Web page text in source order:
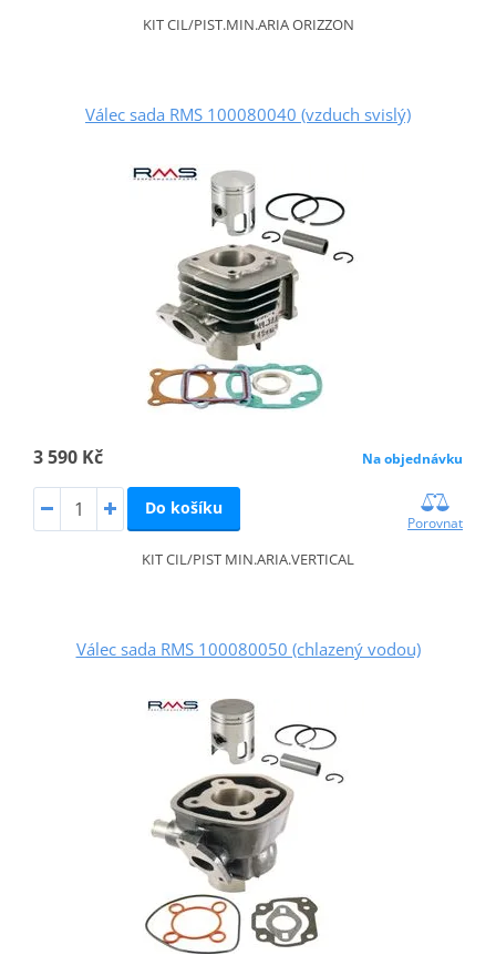
KIT CIL/PIST.MIN.ARIA ORIZZON
Válec sada RMS 100080040 (vzduch svislý)
3 590 Kč Na objednávku
Do košíku
Porovnat
KIT CIL/PIST MIN.ARIA.VERTICAL
Válec sada RMS 100080050 (chlazený vodou)